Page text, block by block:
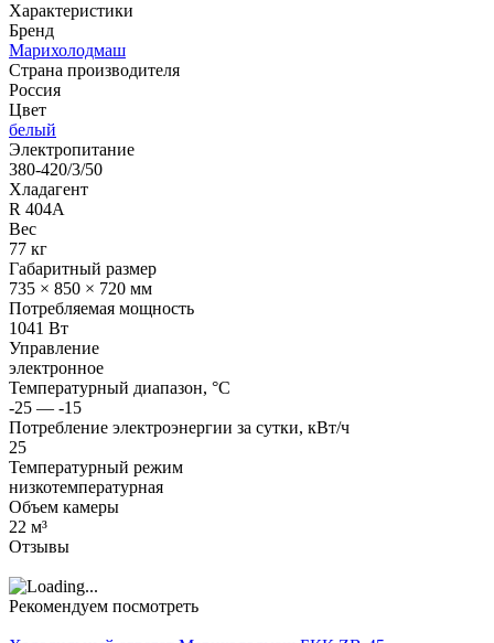
Характеристики
Бренд
Марихолодмаш
Страна производителя
Россия
Цвет
белый
Электропитание
380-420/3/50
Хладагент
R 404A
Вес
77 кг
Габаритный размер
735 × 850 × 720 мм
Потребляемая мощность
1041 Вт
Управление
электронное
Температурный диапазон, °C
-25 — -15
Потребление электроэнергии за сутки, кВт/ч
25
Температурный режим
низкотемпературная
Объем камеры
22 м³
Отзывы
Рекомендуем посмотреть